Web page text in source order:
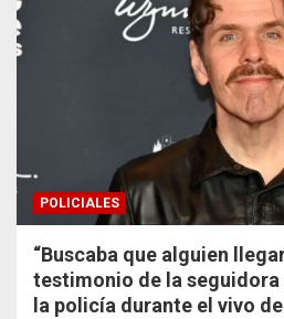
POLICIALES
“Buscaba que alguien
testimonio de la
la policía durante el vivo